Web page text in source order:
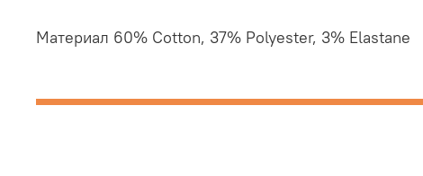
Материал 60% Cotton, 37% Polyester, 3% Elastane